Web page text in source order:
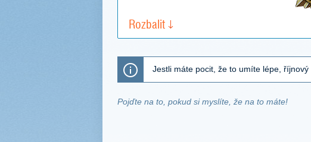
Rozbalit
Jestli máte pocit, že to umíte lépe, říjnový
Pojďte na to, pokud si myslíte, že na to máte!